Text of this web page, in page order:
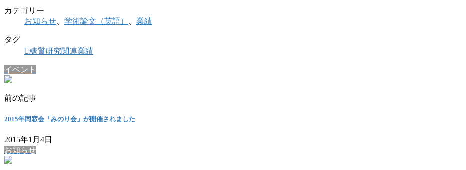
カテゴリー
お知らせ
学術論文（英語） 業績
タグ
糖質研究関連業績
イベント
前の記事
2015年同窓会「みのり会」が開催されました
2015年1月4日
お知らせ